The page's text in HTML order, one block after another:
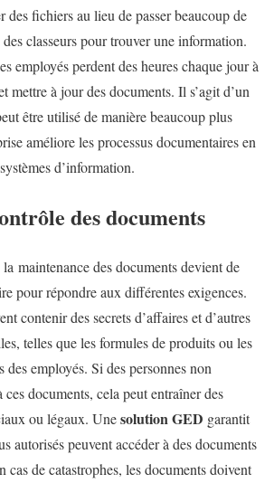
des fichiers au lieu de passer beaucoup de
classeurs pour trouver une information.
employés perdent des heures chaque jour à
mettre à jour des documents. Il s’agit d’un
être utilisé de manière beaucoup plus
améliore les processus documentaires en
d’information.
des documents
maintenance des documents devient de
pour répondre aux différentes exigences.
contenir des secrets d’affaires et d’autres
telles que les formules de produits ou les
des employés. Si des personnes non
ces documents, cela peut entraîner des
ou légaux. Unesolution GED garantit
autorisés peuvent accéder à des documents
cas de catastrophes, les documents doivent